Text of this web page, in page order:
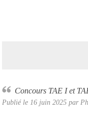
Concours TAE I et
Publié le 16 juin 2025 par